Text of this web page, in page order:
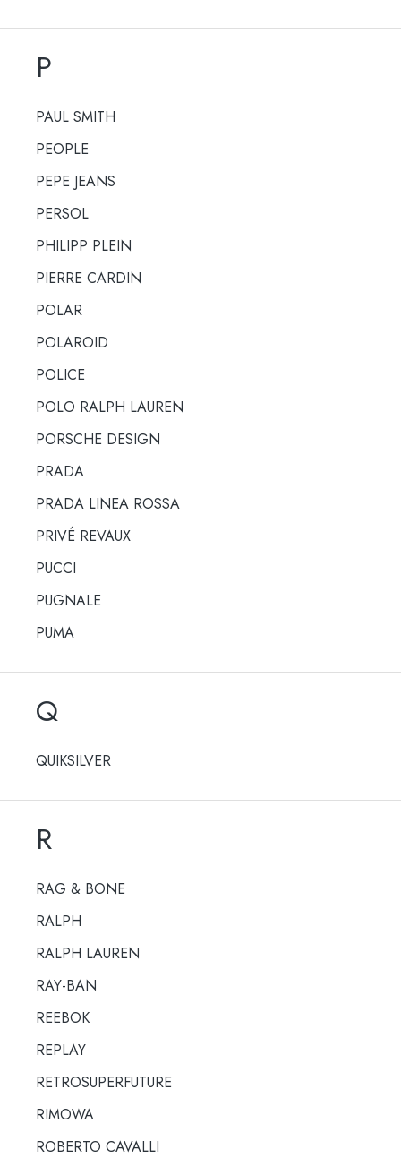
P
PAUL SMITH
PEOPLE
PEPE JEANS
PERSOL
PHILIPP PLEIN
PIERRE CARDIN
POLAR
POLAROID
POLICE
POLO RALPH LAUREN
PORSCHE DESIGN
PRADA
PRADA LINEA ROSSA
PRIVÉ REVAUX
PUCCI
PUGNALE
PUMA
Q
QUIKSILVER
R
RAG & BONE
RALPH
RALPH LAUREN
RAY-BAN
REEBOK
REPLAY
RETROSUPERFUTURE
RIMOWA
ROBERTO CAVALLI